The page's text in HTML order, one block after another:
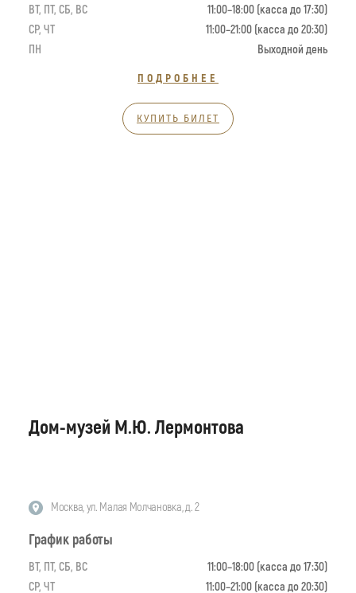
ВТ, ПТ, СБ, ВС
11:00–18:00 (касса до 17:30)
СР, ЧТ
11:00–21:00 (касса до 20:30)
ПН
Выходной день
ПОДРОБНЕЕ
КУПИТЬ БИЛЕТ
Дом-музей М.Ю. Лермонтова
Москва, ул. Малая Молчановка, д. 2
График работы
ВТ, ПТ, СБ, ВС
11:00–18:00 (касса до 17:30)
СР, ЧТ
11:00–21:00 (касса до 20:30)